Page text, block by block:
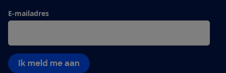
E-mailadres
Ik meld me aan